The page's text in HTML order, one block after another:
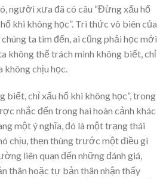
người xưa đã có câu “Đừng xấu hổ
khi không học”. Tri thức vô biên của
ta tìm đến, ai cũng phải học mới
không thể trách mình không biết, chỉ
chịu học.
biết, chỉ xấu hổ khi không học”, trong
nhắc đến trong hai hoàn cảnh khác
một ý nghĩa, đó là một trạng thái
chịu, thẹn thùng trước một điều gì
liên quan đến những đánh giá,
thân hoặc tự bản thân nhận thấy